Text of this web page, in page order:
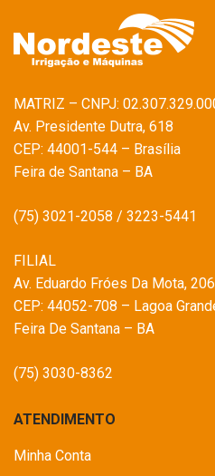
MATRIZ – CNPJ:
Av. Presidente Dutra, 618
CEP: 44001-544 – Brasília
Feira de Santana – BA
(75) 3021-2058 / 3223-5441
FILIAL
Av. Eduardo Fróes Da Mota,
CEP: 44052-708 – Lagoa
Feira De Santana – BA
(75) 3030-8362
ATENDIMENTO
Minha Conta